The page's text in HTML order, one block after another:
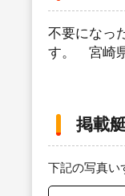
不要になっ
す。 宮崎
掲載
下記の写真い